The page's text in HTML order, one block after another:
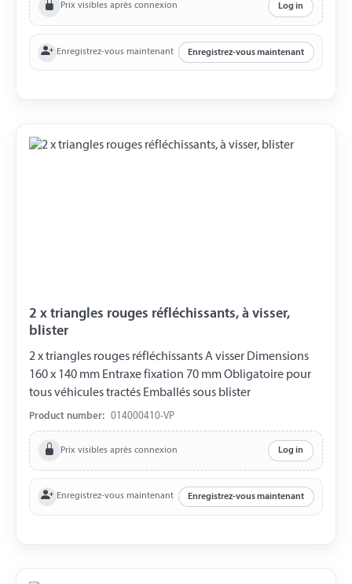
Prix visibles après connexion Log in
Enregistrez-vous maintenant Enregistrez-vous maintenant
2 x triangles rouges réfléchissants, à visser,
blister
2 x triangles rouges réfléchissants A visser Dimensions
160 x 140 mm Entraxe fixation 70 mm Obligatoire pour
tous véhicules tractés Emballés sous blister
Product number: 014000410-VP
Prix visibles après connexion Log in
Enregistrez-vous maintenant Enregistrez-vous maintenant